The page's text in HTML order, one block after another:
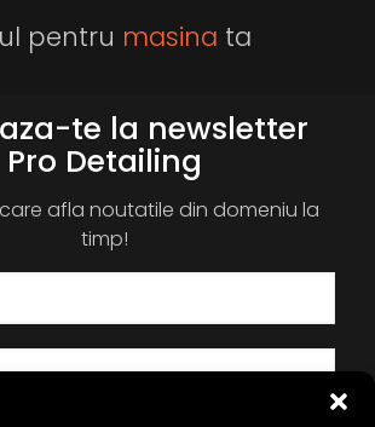
pentru masina ta
te la newsletter
Pro Detailing
afla noutatile din domeniu la
timp!